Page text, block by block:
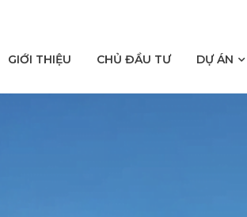
GIỚI THIỆU CHỦ ĐẦU TƯ DỰ ÁN